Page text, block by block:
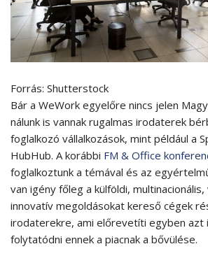
Forrás: Shutterstock
Bár a WeWork egyelőre nincs jelen
nálunk is vannak rugalmas irodaterek
foglalkozó vállalkozások, mint például a
HubHub. A korábbi FM & Office
foglalkoztunk a témával és az
van igény főleg a külföldi,
innovatív megoldásokat kereső cégek
irodaterekre, ami előrevetíti egyben azt
folytatódni ennek a piacnak a bővülése.